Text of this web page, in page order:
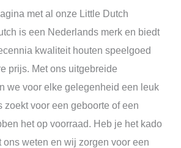
met al onze Little Dutch
is een Nederlands merk en biedt
kwaliteit houten speelgoed
prijs. Met ons uitgebreide
we voor elke gelegenheid een leuk
zoekt voor een geboorte of een
het op voorraad. Heb je het kado
weten en wij zorgen voor een